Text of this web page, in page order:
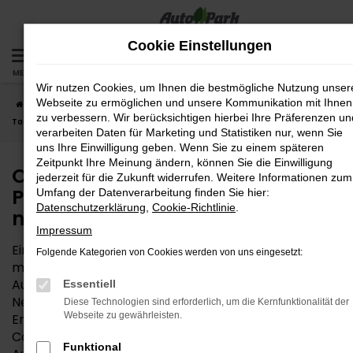
Zum
springen
MENÜ
Startseite Passau Opel Opel Corsa
Opel Corsa
Tageszulassung für Passau – Ihr Autokauf muss nicht teuer sein
Opel Corsa Tageszulassung für
Passau – Ihr Autokauf muss
nicht teuer sein
Eine Opel Corsa Tageszulassung ist kein Geheimtipp
mehr – weder in Passau noch anderswo. Auch Ihre
AutoPark GmbH nutzt diese clevere Möglichkeit, um
Neuwagen zum reduzierten Preis anzubieten.
Entsprechend der Namensgebung wird die Opel
Corsa Tageszulassung für einen Tag auf den
Cookie Einstellungen
Wir nutzen Cookies, um Ihnen die bestmögliche Nutzung
Webseite zu ermöglichen und unsere Kommunikation mit Ihnen
zu verbessern. Wir berücksichtigen hierbei Ihre Präferenzen
verarbeiten Daten für Marketing und Statistiken nur, wenn Sie
uns Ihre Einwilligung geben. Wenn Sie zu einem späteren
Zeitpunkt Ihre Meinung ändern, können Sie die Einwilligung
jederzeit für die Zukunft widerrufen. Weitere Informationen zum
Umfang der Datenverarbeitung finden Sie hier:
Datenschutzerklärung Cookie-Richtlinie
Impressum
Folgende Kategorien von Cookies werden von uns eingesetzt:
Essentiell
Diese Technologien sind erforderlich, um die Kernfunktionalität der
Webseite zu gewährleisten.
Funktional